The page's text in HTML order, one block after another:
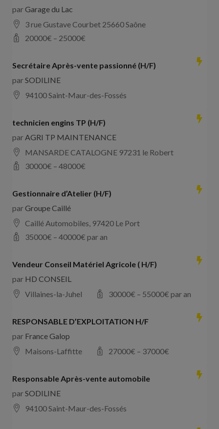
parGarage du Lac
3 rue Gustave Courbet 25660 Saône
20000€ – 25000€
Secrétaire Après-vente passionné (H/F)
parSODILINE
94100 Saint-Maur-des-Fossés
technicien engins TP (H/F)
parAGRI TP MAINTENANCE
MANSARDE CATALOGNE 97231 le Robert
30000€ – 48000€
Gestionnaire d’Atelier (H/F)
parGroupe Caillé
Caillé Automobiles, 97420 Le Port
35000€ – 40000€ par an
Vendeur Conseil Matériel Agricole ( H/F)
par HD CONSEIL
Villaines-la-Juhel
30000€ – 55000€ par an
RESPONSABLE D’EXPLOITATION H/F
par France Galop
Maisons-Laffitte
27000€ – 37000€
Responsable Après-vente automobile
parSODILINE
94100 Saint-Maur-des-Fossés